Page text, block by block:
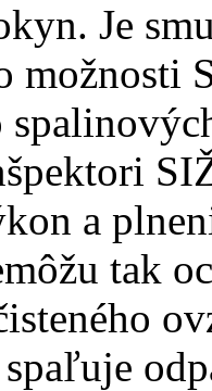
Je
možnosti
a
tak